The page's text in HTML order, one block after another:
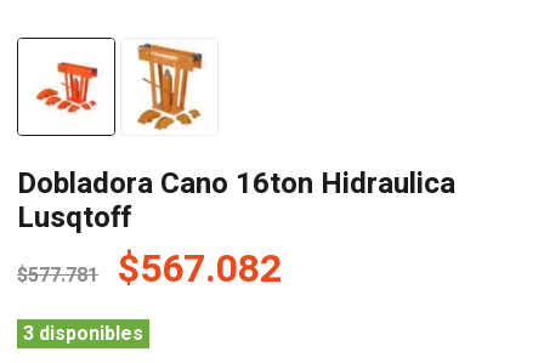
Dobladora Cano 16ton Hidraulica
Lusqtoff
$577.781 El
precio
original
$567.082
3 disponibles